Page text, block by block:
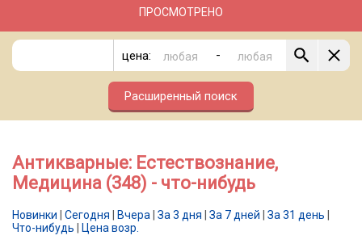
ПРОСМОТРЕНО
цена: -
Расширенный поиск
Антикварные: Естествознание,
Медицина (348) - что-нибудь
Новинки Сегодня Вчера За 3 дня За 7 дней За 31 день
Что-нибудь
Цена возр.